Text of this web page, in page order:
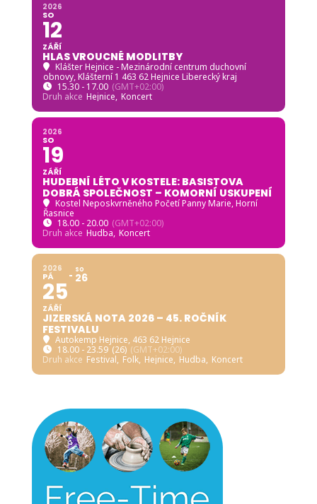
2026
SO
12
ZÁŘÍ
HLAS VROUCNÉ MODLITBY
Klášter Hejnice - Mezinárodní centrum duchovní
obnovy, Klášterní 1 463 62 Hejnice Liberecký kraj
15.30 - 17.00 (GMT+02:00)
Druh akce Hejnice, Koncert
2026
SO
19
ZÁŘÍ
HUDEBNÍ LÉTO V KOSTELE: BASISTOVA
DOBRÁ SPOLEČNOST – KOMORNÍ USKUPENÍ
Kostel Neposkvrněného Početí Panny Marie, Horní
Řasnice
18.00 - 20.00 (GMT+02:00)
Druh akce Hudba, Koncert
2026
PÁ
25
ZÁŘÍ
SO
26
JIZERSKÁ NOTA 2026 – 45. ROČNÍK
FESTIVALU
Autokemp Hejnice, 463 62 Hejnice
18.00 - 23.59 (26) (GMT+02:00)
Druh akce Festival, Folk, Hejnice, Hudba, Koncert